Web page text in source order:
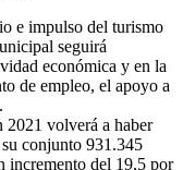
e impulso del turismo
seguirá
económica y en la
de empleo, el apoyo a
2021 volverá a haber
conjunto 931.345
incremento del 19,5 por